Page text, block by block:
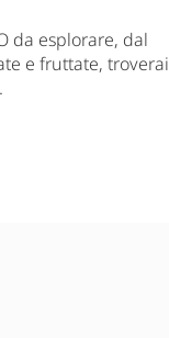
da esplorare, dal
e fruttate, troverai